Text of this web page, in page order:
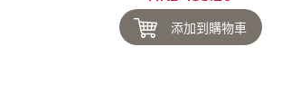
添加到購物車